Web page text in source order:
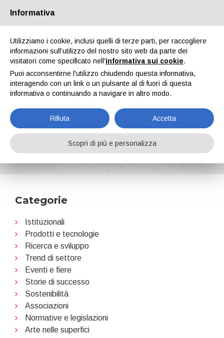
Chi siamo Partners Contatti Area riservata
Carbonamine
Home News Carbonamine
Categorie
Istituzionali
Prodotti e tecnologie
Ricerca e sviluppo
Trend di settore
Eventi e fiere
Storie di successo
Sostenibilità
Associazioni
Normative e legislazioni
Arte nelle superfici
Informativa
Utilizziamo i cookie, inclusi quelli di terze parti, per raccogliere
informazioni sull’utilizzo del nostro sito web da parte dei
visitatori come specificato nell'informativa sui cookie.
Puoi acconsentirne l'utilizzo chiudendo questa informativa,
interagendo con un link o un pulsante al di fuori di questa
informativa o continuando a navigare in altro modo.
Rifiuta Accetta
Scopri di più e personalizza